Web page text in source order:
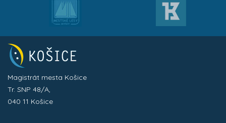
Magistrát mesta Košice
Tr. SNP 48/A,
040 11 Košice